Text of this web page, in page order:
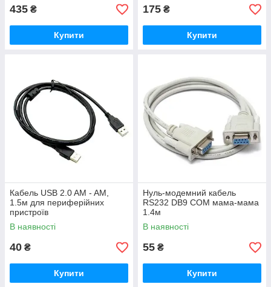
435 ₴
Купити
175 ₴
Купити
Кабель USB 2.0 AM - AM,
1.5м для периферійних
пристроїв
В наявності
40 ₴
Купити
Нуль-модемний кабель
RS232 DB9 COM мама-мама
1.4м
В наявності
55 ₴
Купити